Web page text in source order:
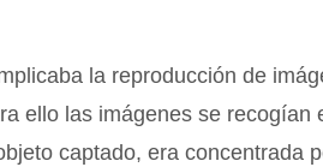
la reproducción de
ello las imágenes se recogían
captado, era concentrada